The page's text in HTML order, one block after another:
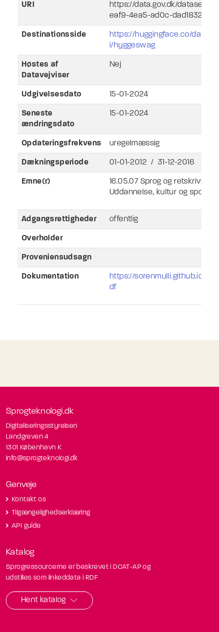
URI
https://data.gov.dk/dataset/
eaf9-4ea5-ad0c-
Destinationsside
https://huggingface.co/
i/hyggeswag
Høstes af
Datavejviser
Nej
Udgivelsesdato 15-01-2024
Seneste
ændringsdato
15-01-2024
Opdateringsfrekvens uregelmæssig
Dækningsperiode 01-01-2012 / 31-12-2016
Emne(r)
16.05.07 Sprog og retskrivning
Uddannelse, kultur og sport
Adgangsrettigheder offentlig
Overholder
Proveniensudsagn
Dokumentation
https://sorenmulli.github.io/
df
Sprogteknologi.dk
Digitaliseringsstyrelsen
Landgreven 4
1301 København K
info@sprogteknologi.dk
Genveje
Kontakt os
Tilgængelighedserklæring
API guide
Katalog
Sprogressourcerne er beskrevet i DCAT-AP og
udstilles som linkeddata i RDF
Hent katalog